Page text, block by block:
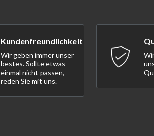
Kundenfreundlichkeit
Wir geben immer unser
bestes. Sollte etwas
einmal nicht passen,
reden Sie mit uns.